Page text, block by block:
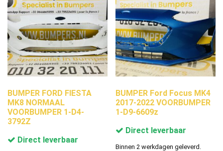
BUMPER FORD FIESTA
MK8 NORMAAL
VOORBUMPER 1-D4-
3792Z
Direct leverbaar
BUMPER Ford Focus MK4
2017-2022 VOORBUMPER
1-D9-6609z
Direct leverbaar
Binnen 2 werkdagen geleverd.